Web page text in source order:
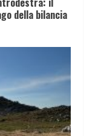
della bilancia